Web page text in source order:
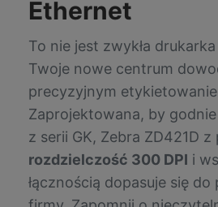
Ethernet
To nie jest zwykła
Twoje nowe centrum
precyzyjnym
Zaprojektowana, by
z serii GK, Zebra ZD421D
rozdzielczość 300 DPI i
łącznością dopasuje się